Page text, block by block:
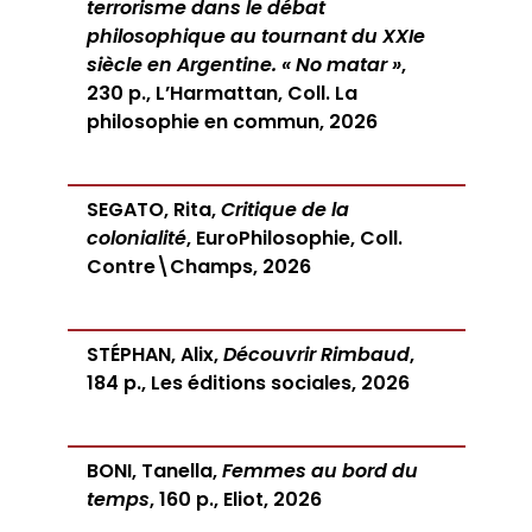
terrorisme dans le débat
philosophique au tournant du XXIe
siècle en Argentine. « No matar »,
230 p., L’Harmattan, Coll. La
philosophie en commun, 2026
SEGATO, Rita,Critique de la
colonialité, EuroPhilosophie, Coll.
Contre\Champs, 2026
STÉPHAN, Alix,Découvrir Rimbaud,
184 p., Les éditions sociales, 2026
BONI, Tanella,Femmes au bord du
temps, 160 p., Eliot, 2026